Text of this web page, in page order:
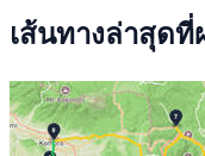
เส้นทางล่าสุด